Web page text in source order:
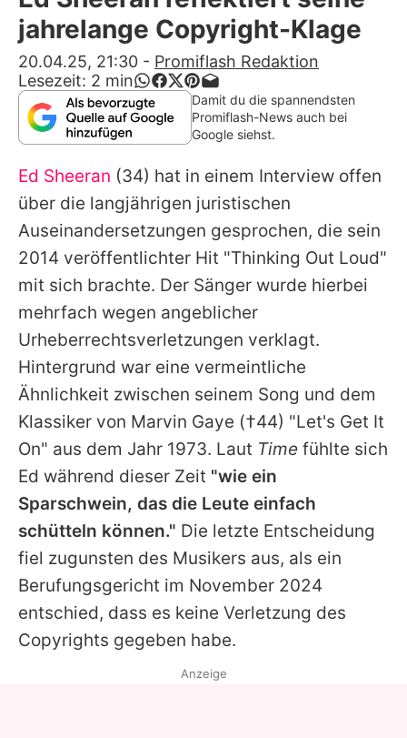
Alle Themen auf Promiflash
Jobs
App runterladen
Team
Redaktionelle Richtlinien
Impressum
Datenschutzerklärung
Nutzungsbedingungen
Utiq verwalten
jahrelange Copyright-Klage
20.04.25, 21:30 - Promiflash Redaktion
Lesezeit: 2 min
Damit du die spannendsten
Promiflash-News auch bei
Google siehst.
Ed Sheeran (34) hat in einem Interview offen
über die langjährigen juristischen
Auseinandersetzungen gesprochen, die sein
2014 veröffentlichter Hit "Thinking Out Loud"
mit sich brachte. Der Sänger wurde hierbei
mehrfach wegen angeblicher
Urheberrechtsverletzungen verklagt.
Hintergrund war eine vermeintliche
Ähnlichkeit zwischen seinem Song und dem
Klassiker von Marvin Gaye (†44) "Let's Get It
On" aus dem Jahr 1973. Laut Time fühlte sich
Ed während dieser Zeit "wie ein
Sparschwein, das die Leute einfach
schütteln können." Die letzte Entscheidung
fiel zugunsten des Musikers aus, als ein
Berufungsgericht im November 2024
entschied, dass es keine Verletzung des
Copyrights gegeben habe.
Anzeige